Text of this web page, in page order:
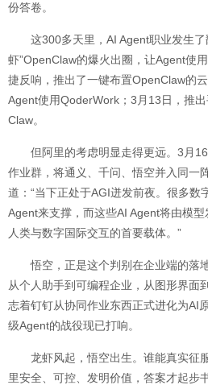
份答卷。
这300多天里，AI Agent职业发生了
虾”OpenClaw的爆火出圈，让Agent使
捷反响，推出了一键布置OpenClaw的
Agent使用QoderWork；3月13日，推出
Claw。
但阿里的考虑明显走得更远。3月16
作业群，将通义、千问、悟空并入同一
道：“当下正处于AGI迸发前夜。很多数
Agent来支撑，而这些AI Agent将由模
人类与数字国际交互的首要载体。”
悟空，正是这个判别在企业端的落地
从个人助手到可编程企业，从图形界
志着钉钉从协同作业东西正式进化为AI
级Agent的战役现已打响。
龙虾风起，悟空出生。谁能真实征
里安全、可控、发明价值，答案才起步书